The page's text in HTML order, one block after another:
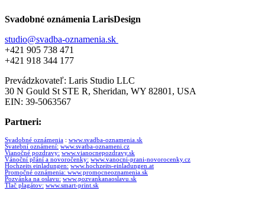
Svadobné oznámenia LarisDesign
studio@svadba-oznamenia.sk
+421 905 738 471
+421 918 344 177
Prevádzkovateľ: Laris Studio LLC
30 N Gould St STE R, Sheridan, WY 82801, USA
EIN: 39-5063567
Partneri:
Svadobné oznámenia : www.svadba-oznamenia.sk
Svatební oznámení: www.svatba-oznameni.cz
Vianočné pozdravy: www.vianocnepozdravy.sk
Vánoční přání a novoročenky: www.vanocni-prani-novorocenky.cz
Hochzeits einladungen: www.hochzeits-einladungen.at
Promočné oznámenia: www.promocneoznamenia.sk
Pozvánka na oslavu: www.pozvankanaoslavu.sk
Tlač plagátov: www.smart-print.sk